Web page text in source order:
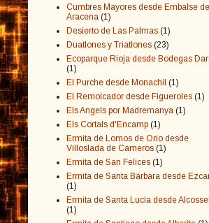
Cumbres Mayores desde Embalse de
Aracena (1)
Desierto de Las Palmas (1)
Duatlones y Triatlones (23)
Ecoparque Rioja desde Bodegas
(1)
El Purche desde Monachil (1)
El Remolcador desde Figueroles (1)
Els Angels por Madremanya (1)
Els Cortals d'Encamp (1)
Ermita de Lomos de Orio desde
Villoslada de Cameros (1)
Ermita de San Felices (1)
Ermita de Santa Bárbara desde
(1)
Ermita de Santa Lucía desde
(1)